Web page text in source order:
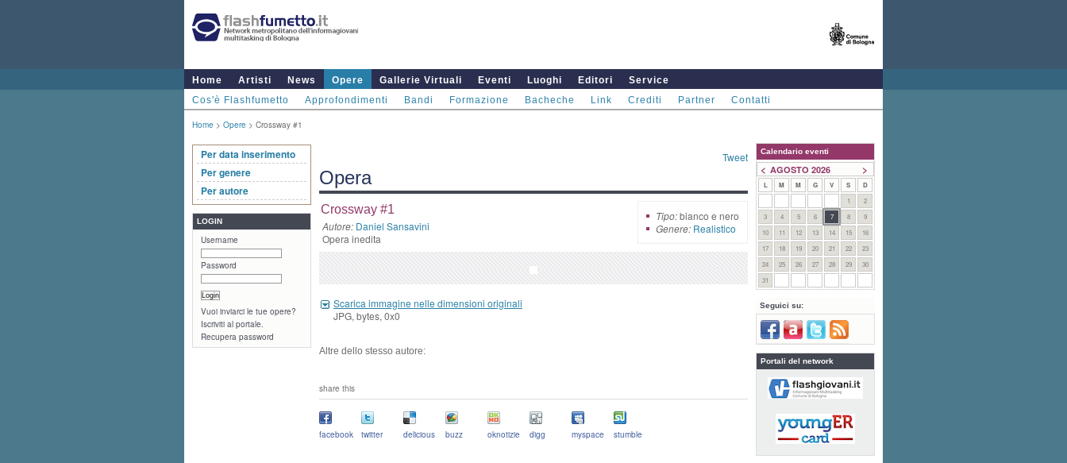
Home Artisti News Opere Gallerie Virtuali Eventi Luoghi Editori
Service
Cos'è Flashfumetto
Approfondimenti Bandi Formazione Bacheche Link Crediti Partner Contatti
Home > Opere > Crossway #1
Per data inserimento
Per genere
Per autore
LOGIN
Username
Password
Vuoi inviarci le tue opere?
Iscriviti al portale.
Recupera password
Tweet
Opera
Crossway #1
Autore: Daniel Sansavini
Opera inedita
Tipo:bianco e nero
Genere: Realistico
Scarica immagine nelle dimensioni originali
JPG, bytes, 0x0
Altre dello stesso autore:
share this
facebook twitter delicious buzz oknotizie digg myspace stumble
Calendario eventi
>
< AGOSTO 2026
L M M G V S
D
1
2
3
4 5 6 7 8
9
10
11 12 13 14 15
16
17
18 19 20 21 22
23
24
25 26 27 28 29
30
31
Seguici su:
Portali del network